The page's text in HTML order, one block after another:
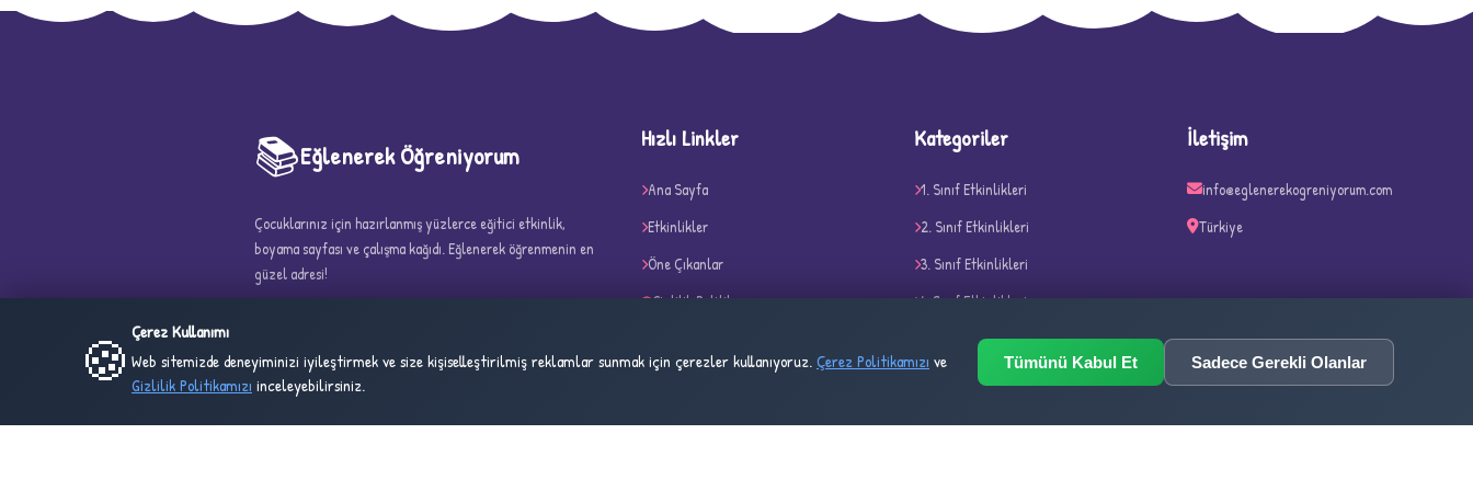
5
📚Eğlenerek Öğreniyorum
Çocuklarınız için hazırlanmış yüzlerce eğitici etkinlik,
boyama sayfası ve çalışma kağıdı. Eğlenerek öğrenmenin en
güzel adresi!
Hızlı Linkler
Ana Sayfa
Etkinlikler
Öne Çıkanlar
Gizlilik Politikası
Kullanım Şartları
Kategoriler
1. Sınıf Etkinlikleri
2. Sınıf Etkinlikleri
3. Sınıf Etkinlikleri
4. Sınıf Etkinlikleri
Belirli Gün ve Haftalar
Akıl ve Zeka Oyunları
İletişim
info@eglenerekogreniyorum.com
Türkiye
🍪 Çerez Kullanımı
Web sitemizde deneyiminizi iyileştirmek ve size kişiselleştirilmiş reklamlar sunmak için çerezler kullanıyoruz.Çerez Politikamızı ve
Gizlilik Politikamızı inceleyebilirsiniz.
Tümünü Kabul Et Sadece Gerekli Olanlar